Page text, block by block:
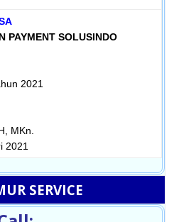
PAYMENT SOLUSINDO
2021
MKn.
2021
SERVICE